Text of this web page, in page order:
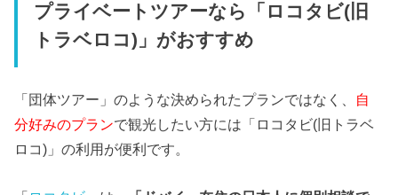
プライベートツアーなら「ロコタビ(旧
トラベロコ)」がおすすめ
「団体ツアー」のような決められたプランではなく、 自
分好みのプランで観光したい方には「ロコタビ(旧トラベ
ロコ)」の利用が便利です。